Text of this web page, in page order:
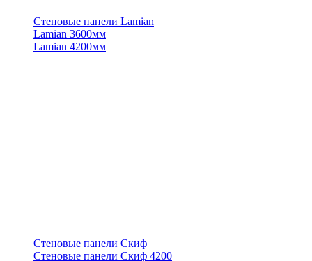
Стеновые панели Lamian
Lamian 3600мм
Lamian 4200мм
Стеновые панели Скиф
Стеновые панели Скиф 4200